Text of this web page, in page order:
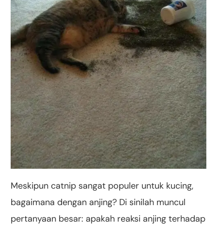
Meskipun catnip sangat populer untuk kucing,
bagaimana dengan anjing? Di sinilah muncul
pertanyaan besar: apakah reaksi anjing terhadap